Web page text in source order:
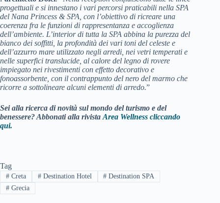
progettuali e si innestano i vari percorsi praticabili nella SPA
del Nana Princess & SPA, con l’obiettivo di ricreare una
coerenza fra le funzioni di rappresentanza e accoglienza
dell’ambiente. L’interior di tutta la SPA abbina la purezza del
bianco dei soffitti, la profondità dei vari toni del celeste e
dell’azzurro mare utilizzato negli arredi, nei vetri temperati e
nelle superfici translucide, al calore del legno di rovere
impiegato nei rivestimenti con effetto decorativo e
fonoassorbente, con il contrappunto del nero del marmo che
ricorre a sottolineare alcuni elementi di arredo.”
Sei alla ricerca di novità sul mondo del turismo e del
benessere? Abbonati alla rivista Area Wellness cliccando
qui.
Tag
#Creta #Destination Hotel # Destination SPA
#Grecia